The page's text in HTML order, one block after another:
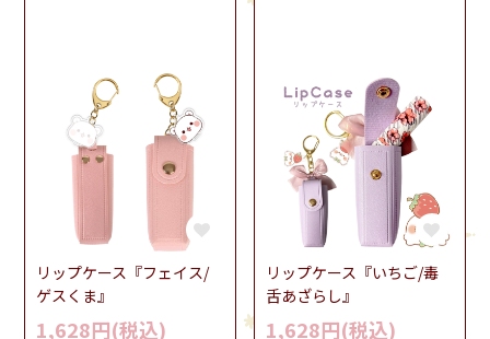
リップケース『フェイス/
ゲスくま』
1,628円(税込)
リップケース『いちご/毒
舌あざらし』
1,628円(税込)